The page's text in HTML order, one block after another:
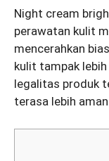
Night cream
perawatan kulit
mencerahkan
kulit tampak
legalitas produk
terasa lebih